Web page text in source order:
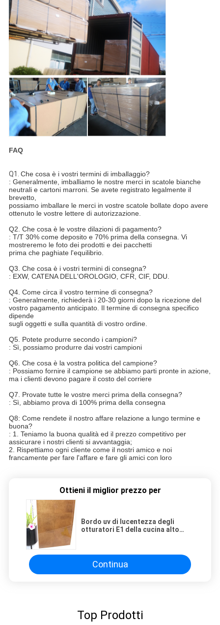
FAQ
Q1. Che cosa è i vostri termini di imballaggio?
: Generalmente, imballiamo le nostre merci in scatole bianche
neutrali e cartoni marroni. Se avete registrato legalmente il
brevetto,
possiamo imballare le merci in vostre scatole bollate dopo avere
ottenuto le vostre lettere di autorizzazione.
Q2. Che cosa è le vostre dilazioni di pagamento?
: T/T 30% come deposito e 70% prima della consegna. Vi
mostreremo le foto dei prodotti e dei pacchetti
prima che paghiate l'equilibrio.
Q3. Che cosa è i vostri termini di consegna?
: EXW, CATENA DELL'OROLOGIO, CFR, CIF, DDU.
Q4. Come circa il vostro termine di consegna?
: Generalmente, richiederà i 20-30 giorni dopo la ricezione del
vostro pagamento anticipato. Il termine di consegna specifico
dipende
sugli oggetti e sulla quantità di vostro ordine.
Q5. Potete produrre secondo i campioni?
: Sì, possiamo produrre dai vostri campioni
Q6. Che cosa è la vostra politica del campione?
: Possiamo fornire il campione se abbiamo parti pronte in azione,
ma i clienti devono pagare il costo del corriere
Q7. Provate tutte le vostre merci prima della consegna?
: Sì, abbiamo prova di 100% prima della consegna
Q8: Come rendete il nostro affare relazione a lungo termine e
buona?
: 1. Teniamo la buona qualità ed il prezzo competitivo per
assicurare i nostri clienti si avvantaggia;
2. Rispettiamo ogni cliente come il nostri amico e noi
francamente per fare l'affare e fare gli amici con loro
Ottieni il miglior prezzo per
Bordo uv di lucentezza degli
otturatori E1 della cucina alto
Continua
Top Prodotti